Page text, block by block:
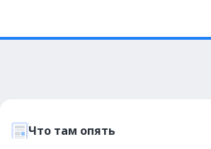
Что там опять